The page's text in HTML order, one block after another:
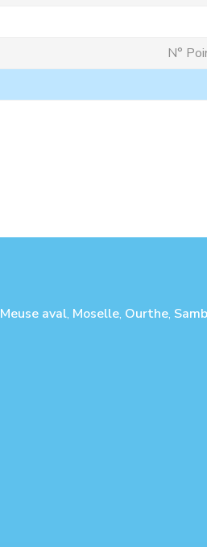
N°
Meuse aval, Moselle, Ourthe,